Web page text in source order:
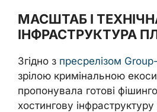
МАСШТАБ І
ІНФРАСТРУКТУРА
Згідно з пресрелізом
зрілою кримінальною
пропонувала готові
хостингову